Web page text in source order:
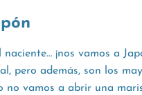
¡nos vamos a
pero además, son los
no vamos a abrir una